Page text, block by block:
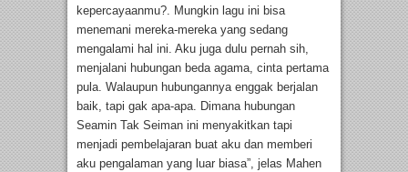
kepercayaanmu?. Mungkin lagu ini bisa
menemani mereka-mereka yang sedang
mengalami hal ini. Aku juga dulu pernah sih,
menjalani hubungan beda agama, cinta pertama
pula. Walaupun hubungannya enggak berjalan
baik, tapi gak apa-apa. Dimana hubungan
Seamin Tak Seiman ini menyakitkan tapi
menjadi pembelajaran buat aku dan memberi
aku pengalaman yang luar biasa”, jelas Mahen